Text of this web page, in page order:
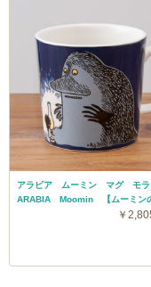
アラビア ムーミン マグ モ
ARABIA Moomin 【ムーミンの
￥